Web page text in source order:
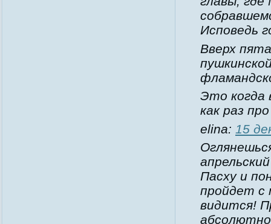
Исповедь
Вверх
Это когда
как раз
elina: 15
Пасху и
пройдет с
видится!